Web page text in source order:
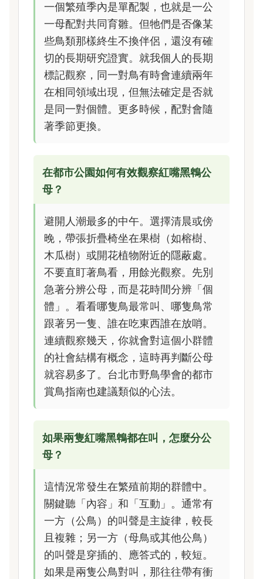
一個繁殖季內是單配製，也就是一公
一母配對共同育雛。但牠們是否像某
些鳥類那樣終生不換伴侶，還沒有確
切的長期研究證實。就我個人的長期
標記觀察，同一對鳥有時會連續兩年
在相同領域出現，但無法確定是否就
是同一對個體。更多時候，配對會隨
著季節更換。
在都市公園如何有效觀察紅嘴黑鵯公
母？
避開人潮最多的中午。選擇清晨或傍
晚，帶張折疊椅坐在果樹（如榕樹、
木瓜樹）或開花植物附近的隱蔽處。
不要直盯著鳥看，用餘光觀察。先別
急著分辨公母，而是花時間分辨「個
體」。看看哪隻鳥最常叫、哪隻鳥常
跟著另一隻、誰在吃東西誰在放哨。
連續觀察幾天，你就會對這個小群體
的社會結構有概念，這時再判斷公母
就容易多了。台北市野鳥學會的都市
賞鳥指南也建議類似的心法。
如果兩隻紅嘴黑鵯都在叫，怎麼分公
母？
這情況常發生在繁殖前期的群體中。
關鍵聽「內容」和「互動」。通常有
一方（公鳥）的叫聲是主旋律，較長
且複雜；另一方（母鳥或其他公鳥）
的叫聲是穿插的、應答式的，較短。
如果是兩隻公鳥對叫，那往往帶有衝